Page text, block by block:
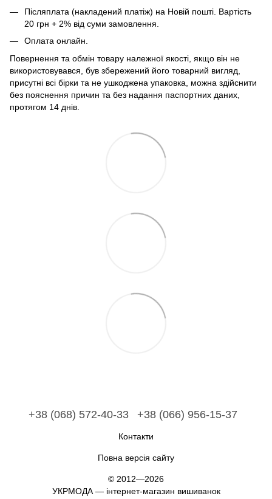
Післяплата (накладений платіж) на Новій пошті. Вартість
20 грн + 2% від суми замовлення.
Оплата онлайн.
Повернення та обмін товару належної якості, якщо він не
використовувався, був збережений його товарний вигляд,
присутні всі бірки та не ушкоджена упаковка, можна здійснити
без пояснення причин та без надання паспортних даних,
протягом 14 днів.
+38 (068) 572-40-33 +38 (066) 956-15-37
Контакти
Повна версія сайту
© 2012—2026
УКРМОДА — інтернет-магазин вишиванок